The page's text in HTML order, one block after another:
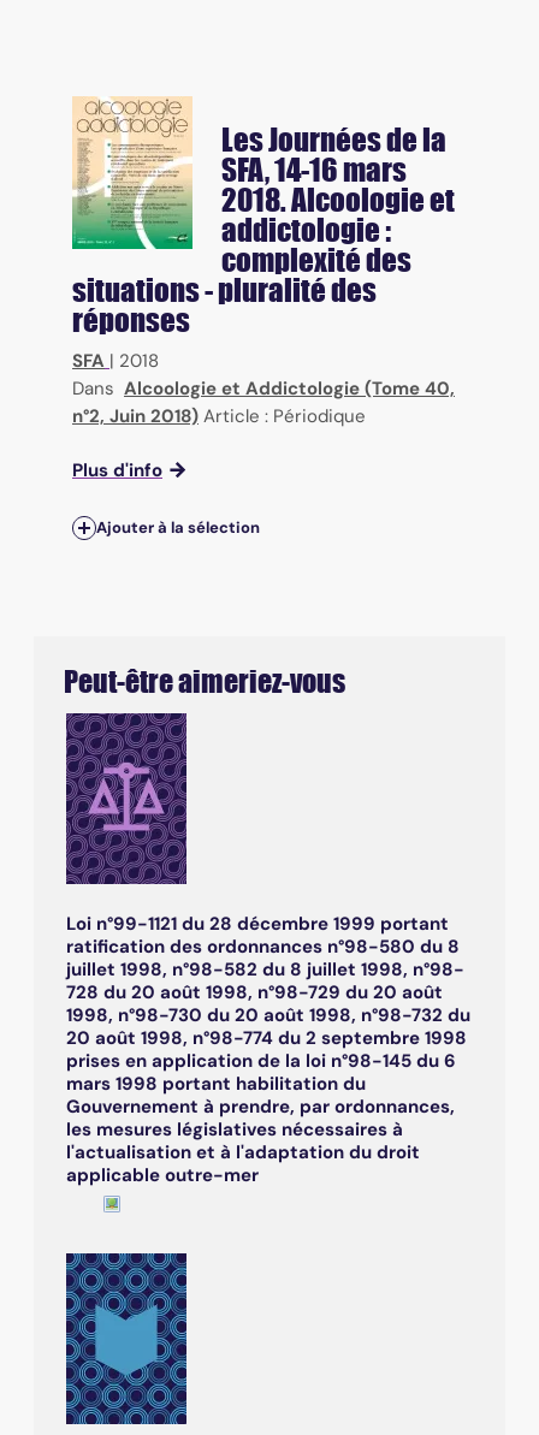
Les Journées de la
SFA, 14-16 mars
2018. Alcoologie et
addictologie :
complexité des
situations - pluralité des
réponses
SFA | 2018
Dans Alcoologie et Addictologie (Tome 40,
n°2, Juin 2018) Article : Périodique
Plus d'info
Ajouter à la sélection
Peut-être aimeriez-vous
Loi n°99-1121 du 28 décembre 1999 portant
ratification des ordonnances n°98-580 du 8
juillet 1998, n°98-582 du 8 juillet 1998, n°98-
728 du 20 août 1998, n°98-729 du 20 août
1998, n°98-730 du 20 août 1998, n°98-732 du
20 août 1998, n°98-774 du 2 septembre 1998
prises en application de la loi n°98-145 du 6
mars 1998 portant habilitation du
Gouvernement à prendre, par ordonnances,
les mesures législatives nécessaires à
l'actualisation et à l'adaptation du droit
applicable outre-mer